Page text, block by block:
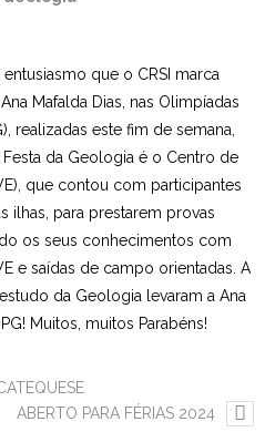
que o CRSI marca
Mafalda Dias, nas Olimpíadas
realizadas este fim de semana,
da Geologia é o Centro de
que contou com participantes
ilhas, para prestarem provas
os seus conhecimentos com
e saídas de campo orientadas. A
da Geologia levaram a Ana
Muitos, muitos Parabéns!
ABERTO PARA FÉRIAS 2024